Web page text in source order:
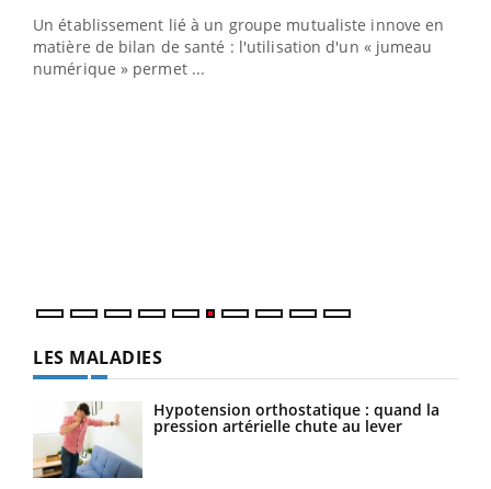
Un établissement lié à un groupe mutualiste innove en
matière de bilan de santé : l'utilisation d'un « jumeau
numérique » permet ...
LES MALADIES
Hypotension orthostatique : quand la
pression artérielle chute au lever